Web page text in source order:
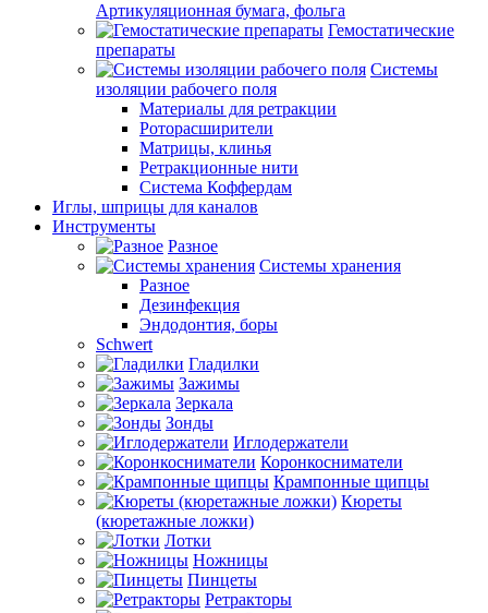
Артикуляционная бумага, фольга
Гемостатические
препараты
Системы
изоляции рабочего поля
Материалы для ретракции
Роторасширители
Матрицы, клинья
Ретракционные нити
Система Коффердам
Иглы, шприцы для каналов
Инструменты
Разное
Системы хранения
Разное
Дезинфекция
Эндодонтия, боры
Schwert
Гладилки
Зажимы
Зеркала
Зонды
Иглодержатели
Коронкосниматели
Крампонные щипцы
Кюреты
(кюретажные ложки)
Лотки
Ножницы
Пинцеты
Ретракторы